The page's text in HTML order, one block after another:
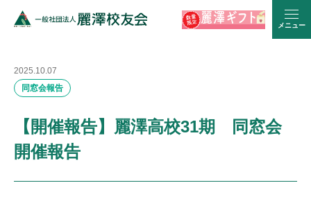
メニュー
2025.10.07
同窓会報告
【開催報告】麗澤高校31期 同窓会
開催報告